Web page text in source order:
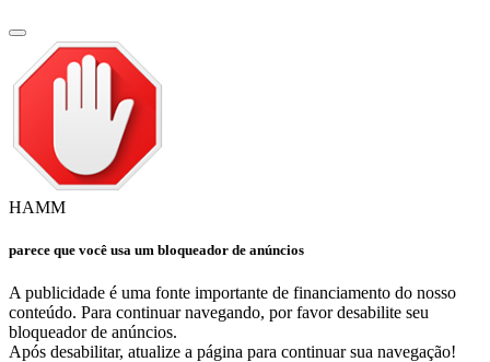
HAMM
parece que você usa um bloqueador de anúncios
A publicidade é uma fonte importante de financiamento do nosso
conteúdo. Para continuar navegando, por favor desabilite seu
bloqueador de anúncios.
Após desabilitar, atualize a página para continuar sua navegação!